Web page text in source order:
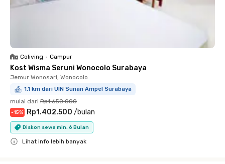
Coliving • Campur
Kost Wisma Seruni Wonocolo Surabaya
Jemur Wonosari, Wonocolo
1.1 km dari UIN Sunan Ampel Surabaya
mulai dari Rp1.650.000
-15% Rp1.402.500 /bulan
Diskon sewa min. 6 Bulan
Lihat info lebih banyak